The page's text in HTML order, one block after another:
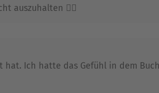
auszuhalten 👎🏻
Ich hatte das Gefühl in dem